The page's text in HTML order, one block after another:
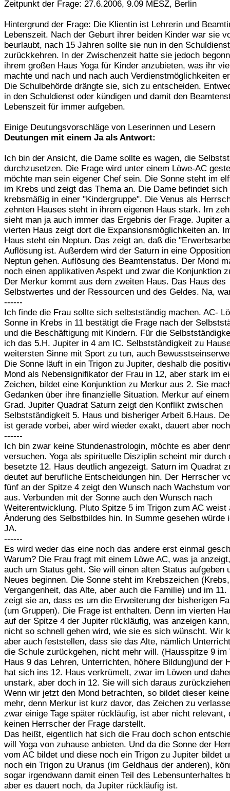
Zeitpunkt der Frage: 27.6.2006, 9.09 MESZ, Berlin
Hintergrund der Frage: Die Klientin ist Lehrerin und
Lebenszeit. Nach der Geburt ihrer beiden Kinder war sie
beurlaubt, nach 15 Jahren sollte sie nun in den Schuldienst
zurückkehren. In der Zwischenzeit hatte sie jedoch
ihrem großen Haus Yoga für Kinder anzubieten, was ihr
machte und nach und nach auch Verdienstmöglichkeiten
Die Schulbehörde drängte sie, sich zu entscheiden.
in den Schuldienst oder kündigen und damit den
Lebenszeit für immer aufgeben.
Einige Deutungsvorschläge von Leserinnen und Lesern
Deutungen mit einem Ja als Antwort:
Ich bin der Ansicht, die Dame sollte es wagen, die
durchzusetzen. Die Frage wird unter einem Löwe-AC
möchte man sein eigener Chef sein. Die Sonne steht im
im Krebs und zeigt das Thema an. Die Dame befindet sich
krebsmäßig in einer "Kindergruppe". Die Venus als
zehnten Hauses steht in ihrem eigenen Haus stark. Im
sieht man ja auch immer das Ergebnis der Frage. Jupiter
vierten Haus zeigt dort die Expansionsmöglichkeiten an.
Haus steht ein Neptun. Das zeigt an, daß die
Auflösung ist. Außerdem wird der Saturn in eine
Neptun gehen. Auflösung des Beamtenstatus. Der Mond
noch einen applikativen Aspekt und zwar die Konjunktion
Der Merkur kommt aus dem zweiten Haus. Das Haus des
Selbstwertes und der Ressourcen und des Geldes. Na,
------
Ich finde die Frau sollte sich selbstständig machen. AC-
Sonne in Krebs in 11 bestätigt die Frage nach der
und die Beschäftigung mit Kindern. Für die
ich das 5.H. Jupiter in 4 am IC. Selbstständigkeit zu
weitersten Sinne mit Sport zu tun, auch
Die Sonne läuft in ein Trigon zu Jupiter, deshalb die
Mond als Nebensignifikator der Frau in 12, aber stark im
Zeichen, bildet eine Konjunktion zu Merkur aus 2. Sie
Gedanken über ihre finanzielle Situation. Merkur auf
Grad. Jupiter Quadrat Saturn zeigt den Konflikt zwischen
Selbstständigkeit 5. Haus und bisheriger Arbeit 6.Haus.
ist gerade vorbei, aber wird wieder exakt, dauert aber
------
Ich bin zwar keine Stundenastrologin, möchte es aber
versuchen. Yoga als spirituelle Disziplin scheint mir durch
besetzte 12. Haus deutlich angezeigt. Saturn im Quadrat
deutet auf berufliche Entscheidungen hin. Der Herrscher
fünf an der Spitze 4 zeigt den Wunsch nach Wachstum
aus. Verbunden mit der Sonne auch den Wunsch nach
Weiterentwicklung. Pluto Spitze 5 im Trigon zum AC weist
Änderung des Selbstbildes hin. In Summe gesehen würde
JA.
------
Es wird weder das eine noch das andere erst einmal
Warum? Die Frau fragt mit einem Löwe AC, was ja
auch um Status geht. Sie will einen alten Status aufgeben
Neues beginnen. Die Sonne steht im Krebszeichen
Vergangenheit, das Alte, aber auch die Familie) und im 11.
zeigt sie an, dass es um die Erweiterung der bisherigen
(um Gruppen). Die Frage ist enthalten. Denn im vierten
auf der Spitze 4 der Jupiter rückläufig, was anzeigen
nicht so schnell gehen wird, wie sie es sich wünscht. Wir
aber auch feststellen, dass sie das Alte, nämlich
die Schule zurückgehen, nicht mehr will. (Hausspitze 9 im
Haus 9 das Lehren, Unterrichten, höhere Bildung)und der
hat sich ins 12. Haus verkrümelt, zwar im Löwen und
unstark, aber doch in 12. Sie will sich daraus
Wenn wir jetzt den Mond betrachten, so bildet dieser
mehr, denn Merkur ist kurz davor, das Zeichen zu
zwar einige Tage später rückläufig, ist aber nicht relevant,
keinen Herrscher der Frage darstellt.
Das heißt, eigentlich hat sich die Frau doch schon
will Yoga von zuhause anbieten. Und da die Sonne der
vom AC bildet und diese noch ein Trigon zu Jupiter bildet
noch ein Trigon zu Uranus (im Geldhaus der anderen),
sogar irgendwann damit einen Teil des Lebensunterhaltes
aber es dauert noch, da Jupiter rückläufig ist.